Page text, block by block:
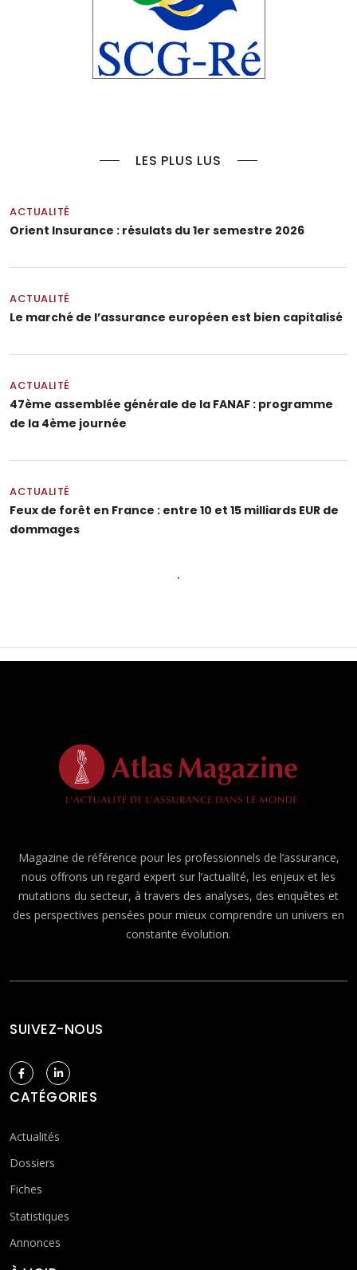
LES PLUS LUS
ACTUALITÉ
Orient Insurance : résulats du 1er semestre 2026
ACTUALITÉ
Le marché de l’assurance européen est bien capitalisé
ACTUALITÉ
47ème assemblée générale de la FANAF : programme
de la 4ème journée
ACTUALITÉ
Feux de forêt en France : entre 10 et 15 milliards EUR de
dommages
Magazine de référence pour les professionnels de l’assurance,
nous offrons un regard expert sur l’actualité, les enjeux et les
mutations du secteur, à travers des analyses, des enquêtes et
des perspectives pensées pour mieux comprendre un univers en
constante évolution.
SUIVEZ-NOUS
CATÉGORIES
Actualités
Dossiers
Fiches
Statistiques
Annonces